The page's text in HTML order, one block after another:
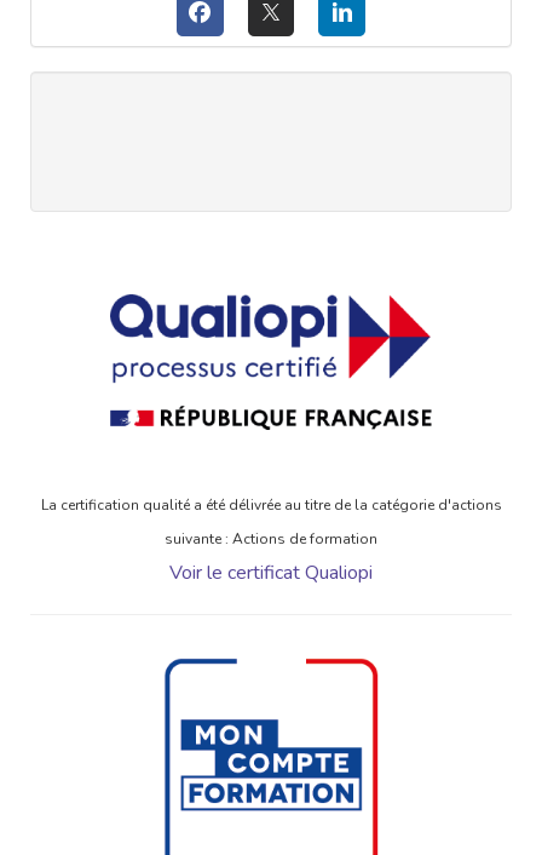
La certification qualité a été délivrée au titre de la catégorie d'actions
suivante : Actions de formation
Voir le certificat Qualiopi